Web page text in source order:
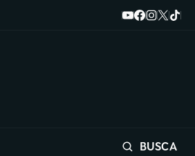
BUSCA